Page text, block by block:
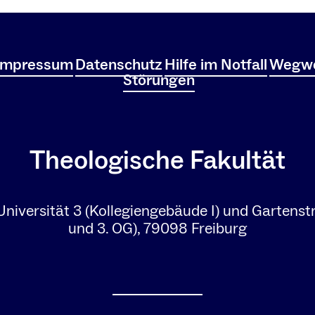
DatenschutzHilfe im Notfall
Störungen
Theologische Fakultät
3 (Kollegiengebäude I) und
und 3. OG), 79098 Freiburg